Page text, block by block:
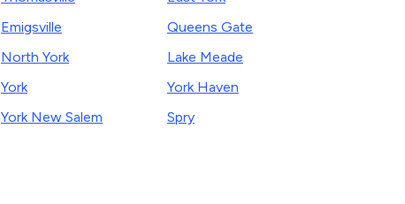
Emigsville
North York
York
York New Salem
Queens Gate
Lake Meade
York Haven
Spry